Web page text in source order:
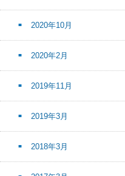
2020年10月
2020年2月
2019年11月
2019年3月
2018年3月